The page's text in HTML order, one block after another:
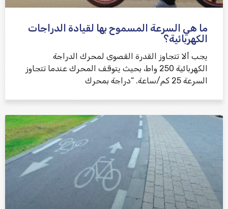
ما هي السرعة المسموح بها لقيادة الدراجات
الكهربائية؟
يجب ألا تتجاوز القدرة القصوى لمحرك الدراجة
الكهربائية 250 واط، بحيث يتوقف المحرك عندما تتجاوز
السرعة 25 كم/ساعة. “دراجة بمحرك